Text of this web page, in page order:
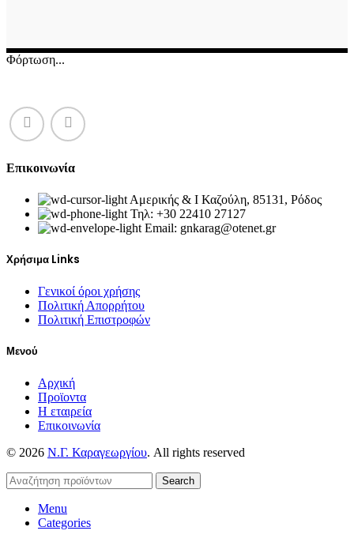
Φόρτωση...
Επικοινωνία
Αμερικής & Ι Καζούλη, 85131, Ρόδος
Τηλ: +30 22410 27127
Email: gnkarag@otenet.gr
Χρήσιμα Links
Γενικοί όροι χρήσης
Πολιτική Απορρήτου
Πολιτική Επιστροφών
Μενού
Αρχική
Προϊοντα
Η εταιρεία
Επικοινωνία
© 2026 Ν.Γ. Καραγεωργίου. All rights reserved
Search
Menu
Categories